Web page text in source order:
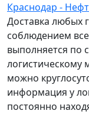
Краснодар -
Доставка любых
соблюдением
выполняется по
можно
информация у
постоянно